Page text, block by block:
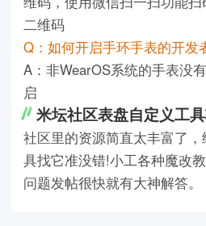
二维码
Q：如何开启手环手表的开发
A：非WearOS系统的手表没
启
米坛社区表盘自定义工
社区里的资源简直太丰富了
具找它准没错!小工各种魔改
问题发帖很快就有大神解答。